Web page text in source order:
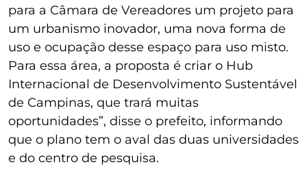
para a Câmara de Vereadores um projeto para
um urbanismo inovador, uma nova forma de
uso e ocupação desse espaço para uso misto.
Para essa área, a proposta é criar o Hub
Internacional de Desenvolvimento Sustentável
de Campinas, que trará muitas
oportunidades”, disse o prefeito, informando
que o plano tem o aval das duas universidades
e do centro de pesquisa.